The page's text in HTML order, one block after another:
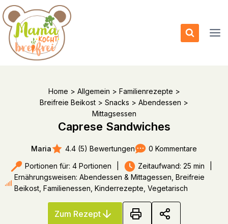
Zum
Inhalt
springen
Home > Allgemein > Familienrezepte >
Breifreie Beikost > Snacks > Abendessen >
Mittagsessen
Caprese Sandwiches
Maria 4.4 (5) Bewertungen 0 Kommentare
Portionen für: 4 Portionen Zeitaufwand: 25 min
Ernährungsweisen: Abendessen & Mittagessen, Breifreie
Beikost, Familienessen, Kinderrezepte, Vegetarisch
Zum Rezept